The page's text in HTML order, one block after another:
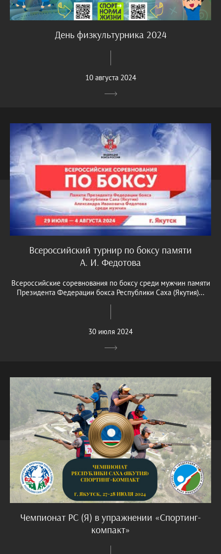
День физкультурника 2024
10 августа 2024
Всероссийский турнир по боксу памяти
А. И. Федотова
Всероссийские соревнования по боксу среди мужчин памяти
Президента Федерации бокса Республики Саха (Якутия)...
30 июля 2024
Чемпионат РС (Я) в упражнении «Спортинг-
компакт»